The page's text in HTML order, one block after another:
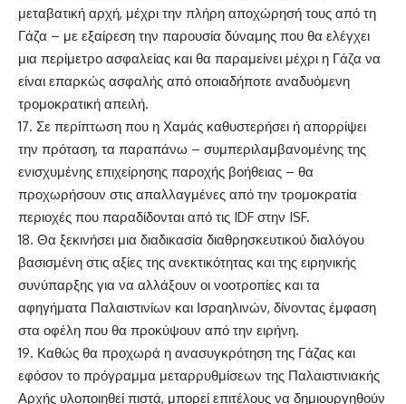
μεταβατική αρχή, μέχρι την πλήρη αποχώρησή τους από τη
Γάζα – με εξαίρεση την παρουσία δύναμης που θα ελέγχει
μια περίμετρο ασφαλείας και θα παραμείνει μέχρι η Γάζα να
είναι επαρκώς ασφαλής από οποιαδήποτε αναδυόμενη
τρομοκρατική απειλή.
17. Σε περίπτωση που η Χαμάς καθυστερήσει ή απορρίψει
την πρόταση, τα παραπάνω – συμπεριλαμβανομένης της
ενισχυμένης επιχείρησης παροχής βοήθειας – θα
προχωρήσουν στις απαλλαγμένες από την τρομοκρατία
περιοχές που παραδίδονται από τις IDF στην ISF.
18. Θα ξεκινήσει μια διαδικασία διαθρησκευτικού διαλόγου
βασισμένη στις αξίες της ανεκτικότητας και της ειρηνικής
συνύπαρξης για να αλλάξουν οι νοοτροπίες και τα
αφηγήματα Παλαιστινίων και Ισραηλινών, δίνοντας έμφαση
στα οφέλη που θα προκύψουν από την ειρήνη.
19. Καθώς θα προχωρά η ανασυγκρότηση της Γάζας και
εφόσον το πρόγραμμα μεταρρυθμίσεων της Παλαιστινιακής
Αρχής υλοποιηθεί πιστά, μπορεί επιτέλους να δημιουργηθούν